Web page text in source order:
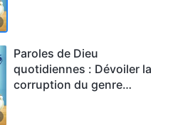
Paroles de Dieu
quotidiennes : Dévoiler la
corruption du genre